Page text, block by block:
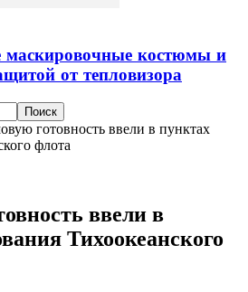
маскировочные костюмы и
от тепловизора
готовность ввели в пунктах
флота
ввели в
Тихоокеанского